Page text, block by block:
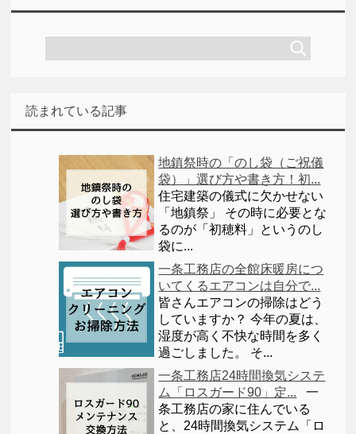
読まれている記事
地鎮祭時の「のし袋（ご祝儀
袋）」選び方や書き方！初...
住宅建築の儀式に欠かせない
「地鎮祭」 その時に必要とな
るのが「初穂料」というのし
袋に...
一条工務店の全館床暖房につ
いてくるエアコンは自分で...
皆さんエアコンの掃除はどう
していますか？ 今年の夏は、
湿度が高く不快な時間を多く
過ごしました。 そ...
一条工務店24時間換気システ
ム「ロスガード90」定...
一
条工務店の家に住んでいる
と、24時間換気システム「ロ